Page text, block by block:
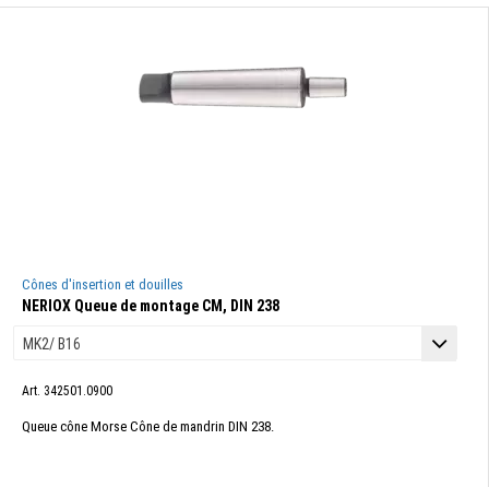
Cônes d'insertion et douilles
NERIOX Queue de montage CM, DIN 238
Art. 342501.0900
Queue cône Morse Cône de mandrin DIN 238.